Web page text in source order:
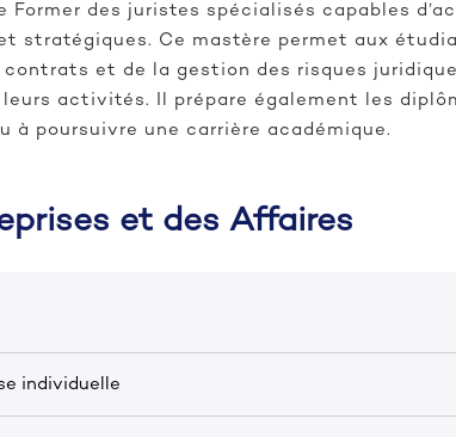
des juristes spécialisés capables
stratégiques. Ce mastère permet aux
et de la gestion des risques
activités. Il prépare également les
poursuivre une carrière académique.
et des Affaires
individuelle